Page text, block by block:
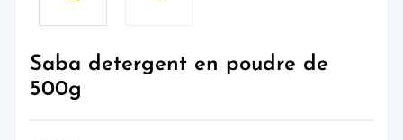
Saba detergent en poudre de
500g